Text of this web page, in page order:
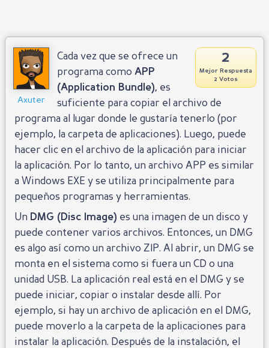
Axuter
2
Mejor Respuesta
2 Votos
Cada vez que se ofrece un
programa comoAPP
(Application Bundle), es
suficiente para copiar el archivo de
programa al lugar donde le gustaría tenerlo (por
ejemplo, la carpeta de aplicaciones). Luego, puede
hacer clic en el archivo de la aplicación para iniciar
la aplicación. Por lo tanto, un archivo APP es similar
a Windows EXE y se utiliza principalmente para
pequeños programas y herramientas.
Un DMG (Disc Image) es una imagen de un disco y
puede contener varios archivos. Entonces, un DMG
es algo así como un archivo ZIP. Al abrir, un DMG se
monta en el sistema como si fuera un CD o una
unidad USB. La aplicación real está en el DMG y se
puede iniciar, copiar o instalar desde allí. Por
ejemplo, si hay un archivo de aplicación en el DMG,
puede moverlo a la carpeta de la aplicaciones para
instalar la aplicación. Después de la instalación, el